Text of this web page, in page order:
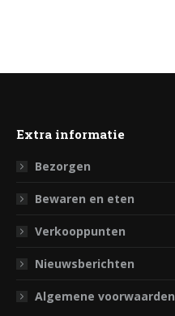
Extra informatie
Bezorgen
Bewaren en eten
Verkooppunten
Nieuwsberichten
Algemene voorwaarden